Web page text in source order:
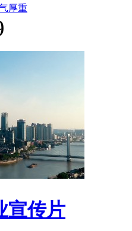
厚重
宣传片